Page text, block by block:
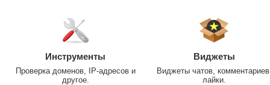
Инструменты
Проверка доменов, IP-адресов и
другое.
Виджеты
Виджеты чатов,
лайки.